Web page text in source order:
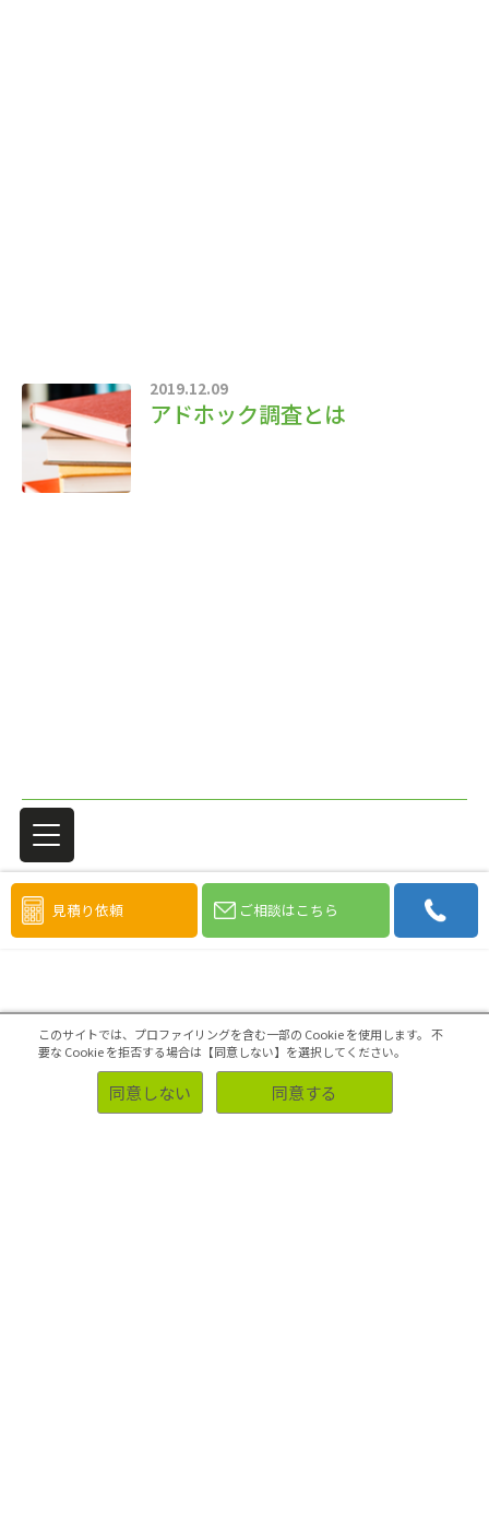
2019.12.09
アドホック調査とは
2019.12.04
見積り依頼 ご相談はこちら
このサイトでは、プロファイリングを含む一部の Cookie を使用します。 不
要な Cookie を拒否する場合は【同意しない】を選択してください。
同意しない 同意する